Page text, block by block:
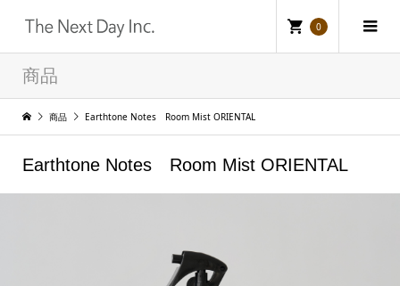
0
商品
商品 Earthtone Notes Room Mist ORIENTAL
Earthtone Notes Room Mist ORIENTAL